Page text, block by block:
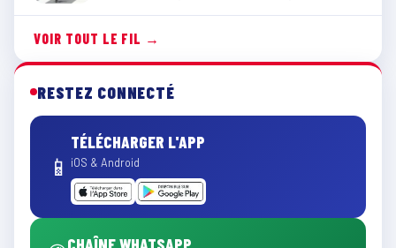
VOIR TOUT LE FIL →
RESTEZ CONNECTÉ
📱
TÉLÉCHARGER L'APP
iOS & Android
CHAÎNE WHATSAPP